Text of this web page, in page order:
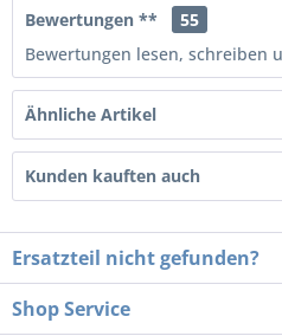
Bewertungen **
55
Bewertungen lesen, schreiben
Ähnliche Artikel
Kunden kauften auch
Ersatzteil nicht gefunden?
Shop Service